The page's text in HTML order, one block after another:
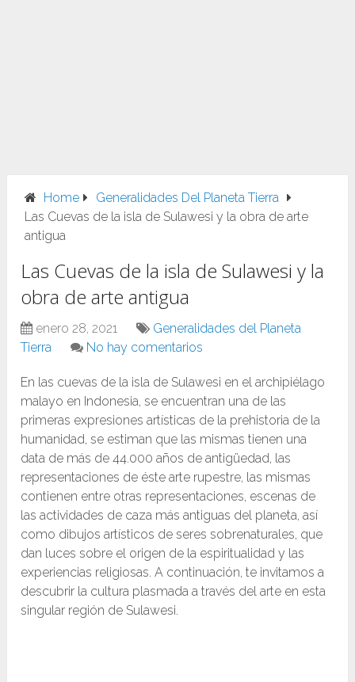
Home
Generalidades Del Planeta Tierra
Las Cuevas de la isla de Sulawesi y la obra de arte
antigua
Las Cuevas de la isla de Sulawesi y la
obra de arte antigua
enero 28, 2021
Generalidades del Planeta
Tierra
No hay comentarios
En las cuevas de la isla de Sulawesi en el archipiélago
malayo en Indonesia, se encuentran una de las
primeras expresiones artísticas de la prehistoria de la
humanidad, se estiman que las mismas tienen una
data de más de 44.000 años de antigüedad, las
representaciones de éste arte rupestre, las mismas
contienen entre otras representaciones, escenas de
las actividades de caza más antiguas del planeta, así
como dibujos artísticos de seres sobrenaturales, que
dan luces sobre el origen de la espiritualidad y las
experiencias religiosas. A continuación, te invitamos a
descubrir la cultura plasmada a través del arte en esta
singular región de Sulawesi.